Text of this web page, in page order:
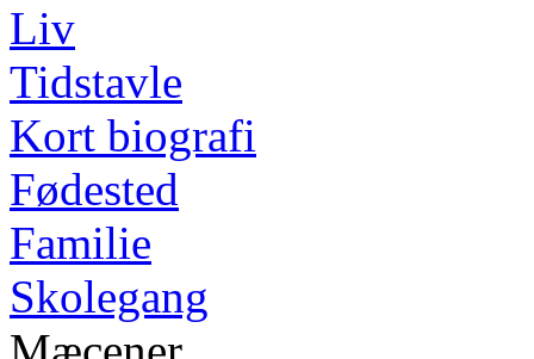
Liv
Tidstavle
Kort biografi
Fødested
Familie
Skolegang